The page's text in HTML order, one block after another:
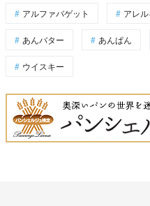
アルファバゲット アレ
あんバター あんぱん
ウイスキー